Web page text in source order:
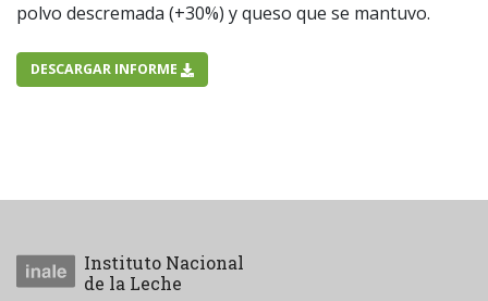
polvo descremada (+30%) y queso que se mantuvo.
DESCARGAR INFORME
Instituto Nacional
de la Leche